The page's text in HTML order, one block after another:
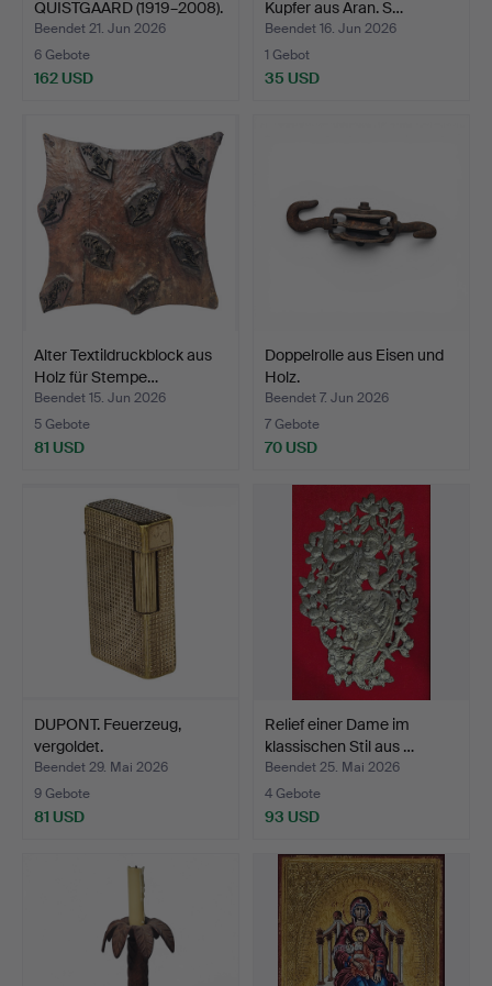
QUISTGAARD (1919–2008).
Pfeffe…
Beendet 21. Jun 2026
6 Gebote
162 USD
Kupfer aus Aran. S…
Beendet 16. Jun 2026
1 Gebot
35 USD
Alter Textildruckblock aus
Holz für Stempe…
Beendet 15. Jun 2026
5 Gebote
81 USD
Doppelrolle aus Eisen und
Holz.
Beendet 7. Jun 2026
7 Gebote
70 USD
DUPONT. Feuerzeug,
vergoldet.
Beendet 29. Mai 2026
9 Gebote
81 USD
Relief einer Dame im
klassischen Stil aus …
Beendet 25. Mai 2026
4 Gebote
93 USD